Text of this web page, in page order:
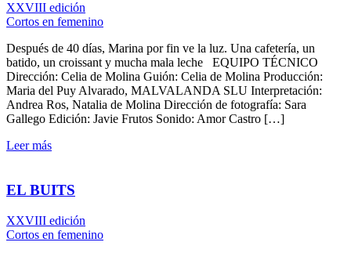
XXVIII edición
Cortos en femenino
Después de 40 días, Marina por fin ve la luz. Una cafetería, un
batido, un croissant y mucha mala leche EQUIPO TÉCNICO
Dirección: Celia de Molina Guión: Celia de Molina Producción:
Maria del Puy Alvarado, MALVALANDA SLU Interpretación:
Andrea Ros, Natalia de Molina Dirección de fotografía: Sara
Gallego Edición: Javie Frutos Sonido: Amor Castro […]
Leer más
EL BUITS
XXVIII edición
Cortos en femenino